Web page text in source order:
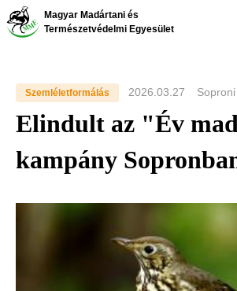
Ugrás
Magyar Madártani és
Természetvédelmi Egyesület
Szemléletformálás 2026.03.27
Elindult az "Év
kampány